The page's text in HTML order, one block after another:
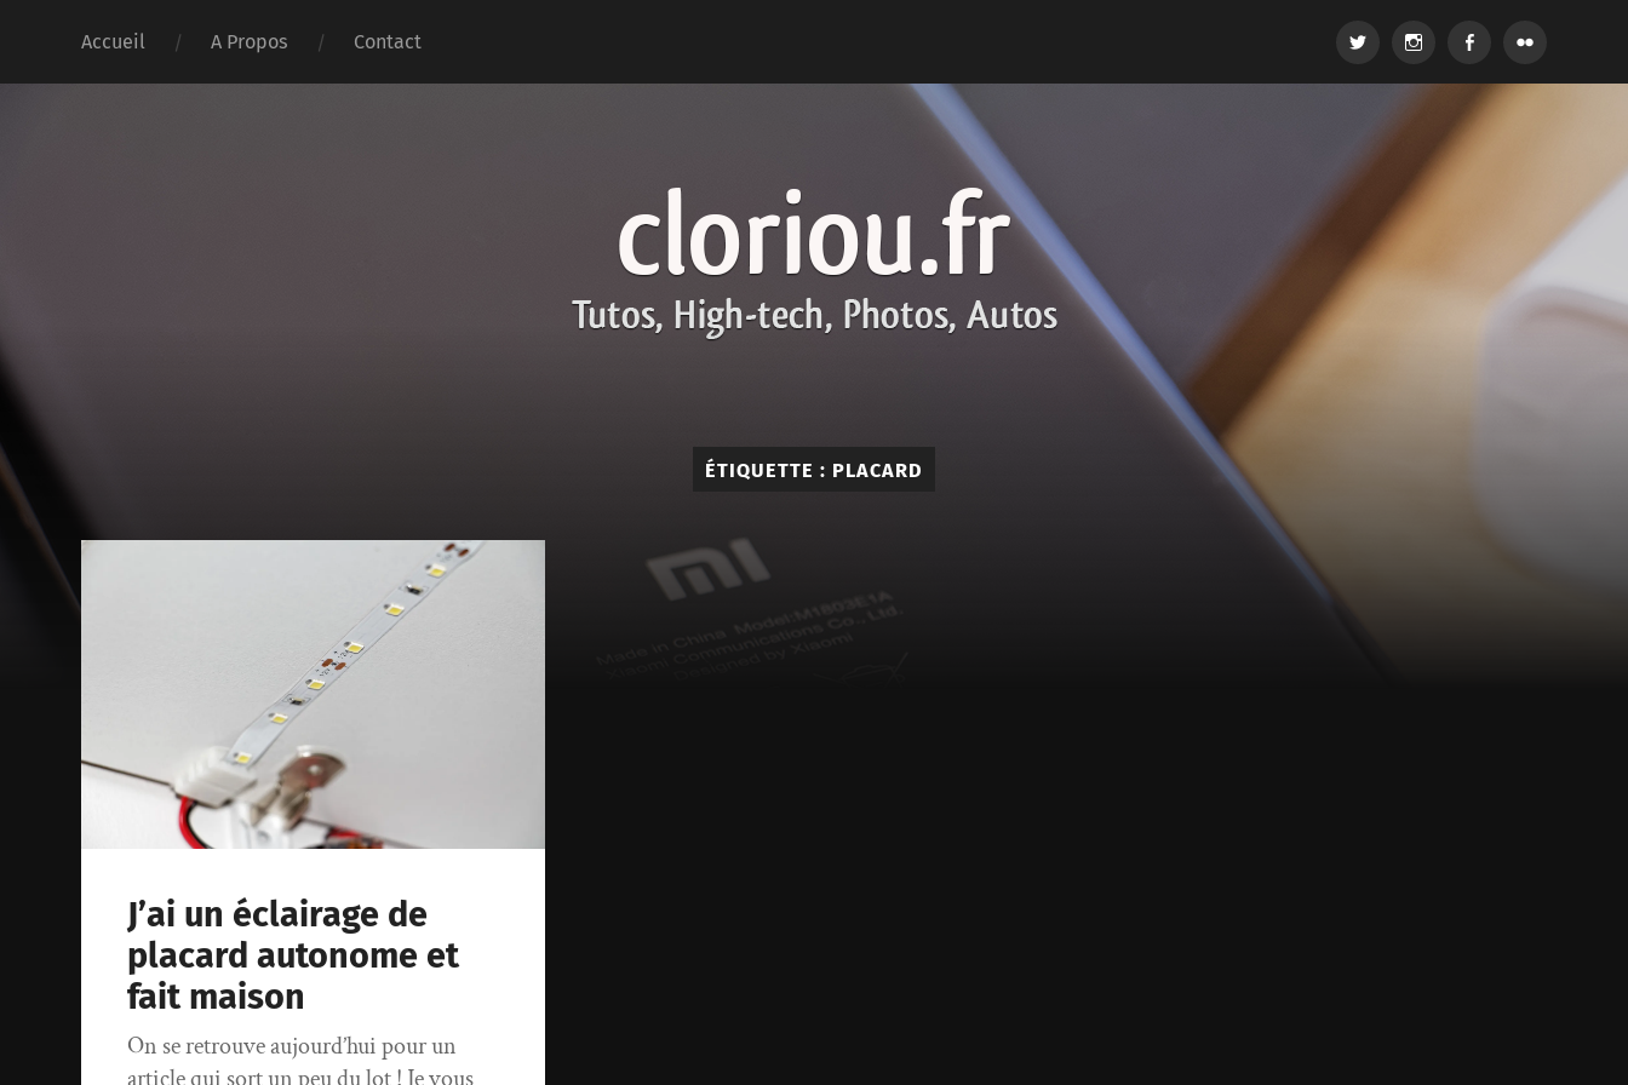
Accueil A Propos Contact Twitter InstagramFacebook
ÉTIQUETTE : PLACARD
J’ai un éclairage de
placard autonome et
fait maison
On se retrouve aujourd’hui pour un